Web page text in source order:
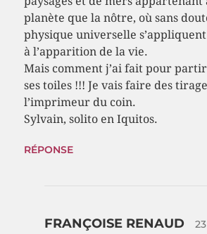
planète que la nôtre, où sans
physique universelle
à l’apparition de la vie.
Mais comment j’ai fait pour partir
ses toiles !!! Je vais faire des
l’imprimeur du coin.
Sylvain, solito en Iquitos.
RÉPONSE
FRANÇOISE RENAUD